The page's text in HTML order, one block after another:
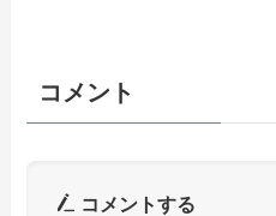
コメント
コメントする